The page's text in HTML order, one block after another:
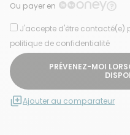
Ou payer en
J'accepte d'être contacté(e)
politique de confidentialité
PRÉVENEZ-MOI
Ajouter au comparateur